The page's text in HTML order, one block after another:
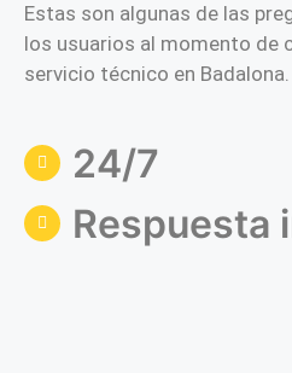
Estas son algunas de las
los usuarios al momento de
servicio técnico en Badalona.
24/7
Respuesta